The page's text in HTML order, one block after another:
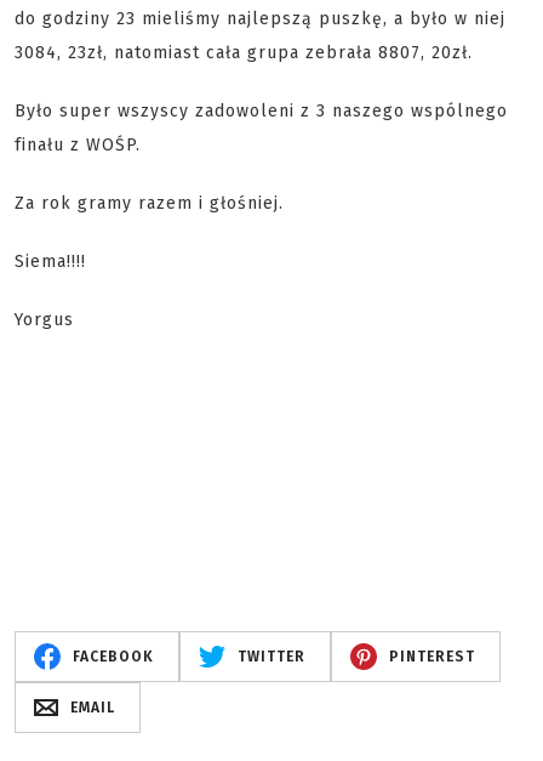
do godziny 23 mieliśmy najlepszą puszkę, a było w niej
3084, 23zł, natomiast cała grupa zebrała 8807, 20zł.
Było super wszyscy zadowoleni z 3 naszego wspólnego
finału z WOŚP.
Za rok gramy razem i głośniej.
Siema!!!!
Yorgus
FACEBOOK TWITTER PINTEREST
EMAIL